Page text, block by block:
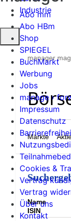
Industrie
Suche
öffnen
manager
Märkte
Name
ISIN
Abo mm
Abo HBm
Shop
SPIEGEL
BuchMarkt
Werbung
Jobs
manage ›
Impressum
Datenschutz
Cookies &
Vertrag
Vertrag
Über uns
Kontakt